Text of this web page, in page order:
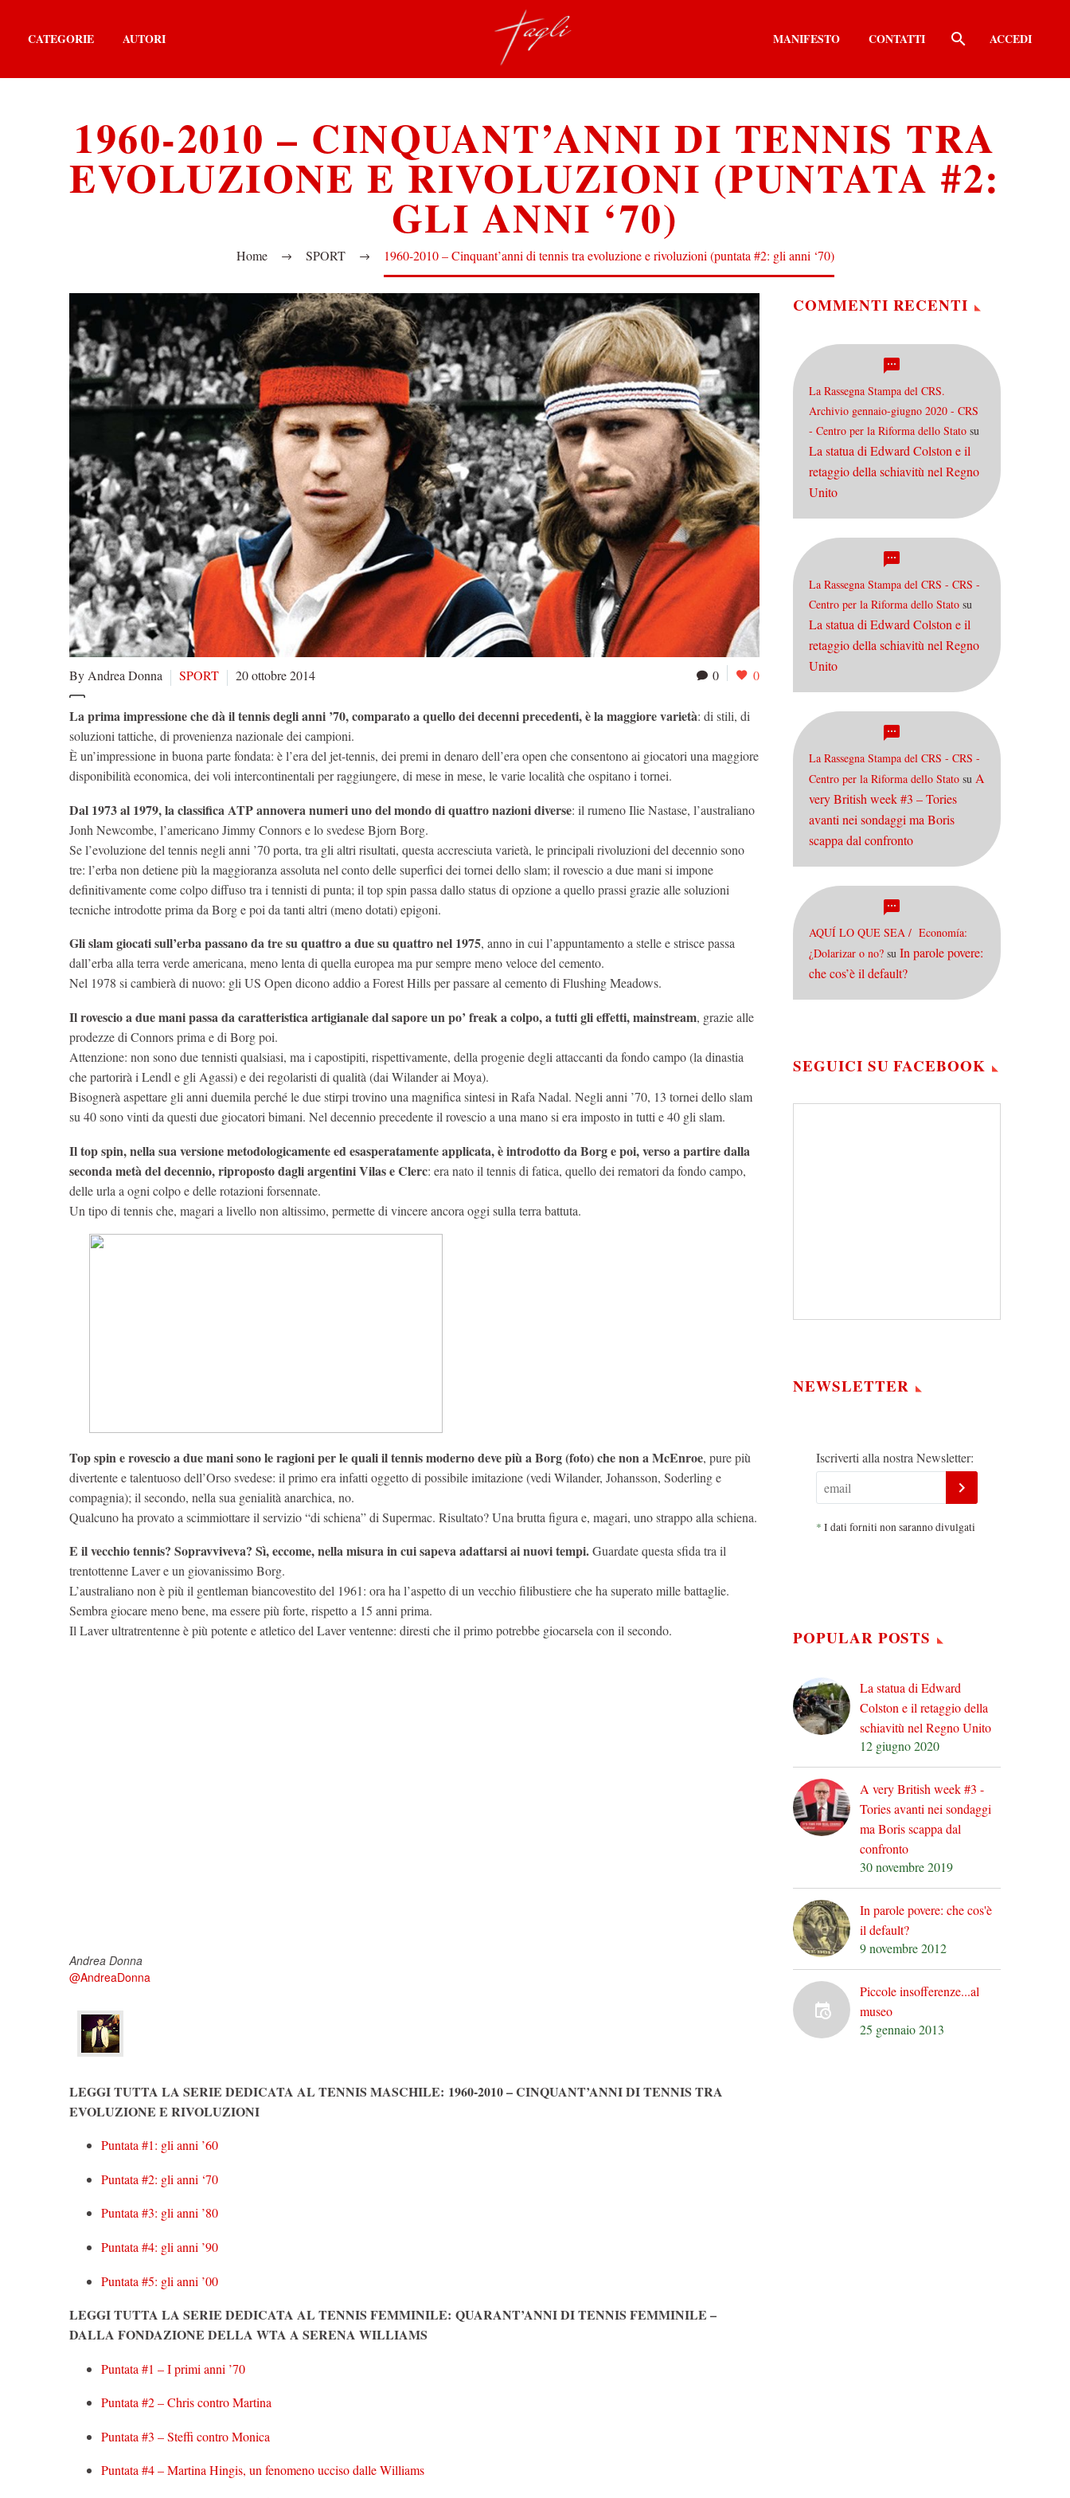
CATEGORIE AUTORI MANIFESTO CONTATTI ACCEDI
1960-2010 – CINQUANT’ANNI DI TENNIS TRA
EVOLUZIONE E RIVOLUZIONI (PUNTATA #2:
GLI ANNI ‘70)
Home SPORT 1960-2010 – Cinquant’anni di tennis tra evoluzione e rivoluzioni (puntata #2: gli anni ‘70)
0 0
By Andrea Donna SPORT 20 ottobre 2014
La prima impressione che dà il tennis degli anni ’70, comparato a quello dei decenni precedenti, è la maggiore varietà: di stili, di
soluzioni tattiche, di provenienza nazionale dei campioni.
È un’impressione in buona parte fondata: è l’era del jet-tennis, dei premi in denaro dell’era open che consentono ai giocatori una maggiore
disponibilità economica, dei voli intercontinentali per raggiungere, di mese in mese, le varie località che ospitano i tornei.
Dal 1973 al 1979, la classifica ATP annovera numeri uno del mondo di quattro nazioni diverse: il rumeno Ilie Nastase, l’australiano
Jonh Newcombe, l’americano Jimmy Connors e lo svedese Bjorn Borg.
Se l’evoluzione del tennis negli anni ’70 porta, tra gli altri risultati, questa accresciuta varietà, le principali rivoluzioni del decennio sono
tre: l’erba non detiene più la maggioranza assoluta nel conto delle superfici dei tornei dello slam; il rovescio a due mani si impone
definitivamente come colpo diffuso tra i tennisti di punta; il top spin passa dallo status di opzione a quello prassi grazie alle soluzioni
tecniche introdotte prima da Borg e poi da tanti altri (meno dotati) epigoni.
Gli slam giocati sull’erba passano da tre su quattro a due su quattro nel 1975, anno in cui l’appuntamento a stelle e strisce passa
dall’erba alla terra verde americana, meno lenta di quella europea ma pur sempre meno veloce del cemento.
Nel 1978 si cambierà di nuovo: gli US Open dicono addio a Forest Hills per passare al cemento di Flushing Meadows.
Il rovescio a due mani passa da caratteristica artigianale dal sapore un po’ freak a colpo, a tutti gli effetti, mainstream, grazie alle
prodezze di Connors prima e di Borg poi.
Attenzione: non sono due tennisti qualsiasi, ma i capostipiti, rispettivamente, della progenie degli attaccanti da fondo campo (la dinastia
che partorirà i Lendl e gli Agassi) e dei regolaristi di qualità (dai Wilander ai Moya).
Bisognerà aspettare gli anni duemila perché le due stirpi trovino una magnifica sintesi in Rafa Nadal. Negli anni ’70, 13 tornei dello slam
su 40 sono vinti da questi due giocatori bimani. Nel decennio precedente il rovescio a una mano si era imposto in tutti e 40 gli slam.
Il top spin, nella sua versione metodologicamente ed esasperatamente applicata, è introdotto da Borg e poi, verso a partire dalla
seconda metà del decennio, riproposto dagli argentini Vilas e Clerc: era nato il tennis di fatica, quello dei rematori da fondo campo,
delle urla a ogni colpo e delle rotazioni forsennate.
Un tipo di tennis che, magari a livello non altissimo, permette di vincere ancora oggi sulla terra battuta.
Top spin e rovescio a due mani sono le ragioni per le quali il tennis moderno deve più a Borg (foto) che non a McEnroe, pure più
divertente e talentuoso dell’Orso svedese: il primo era infatti oggetto di possibile imitazione (vedi Wilander, Johansson, Soderling e
compagnia); il secondo, nella sua genialità anarchica, no.
Qualcuno ha provato a scimmiottare il servizio “di schiena” di Supermac. Risultato? Una brutta figura e, magari, uno strappo alla schiena.
E il vecchio tennis? Sopravviveva? Sì, eccome, nella misura in cui sapeva adattarsi ai nuovi tempi.Guardate questa sfida tra il
trentottenne Laver e un giovanissimo Borg.
L’australiano non è più il gentleman biancovestito del 1961: ora ha l’aspetto di un vecchio filibustiere che ha superato mille battaglie.
Sembra giocare meno bene, ma essere più forte, rispetto a 15 anni prima.
Il Laver ultratrentenne è più potente e atletico del Laver ventenne: diresti che il primo potrebbe giocarsela con il secondo.
Andrea Donna
@AndreaDonna
LEGGI TUTTA LA SERIE DEDICATA AL TENNIS MASCHILE: 1960-2010 – CINQUANT’ANNI DI TENNIS TRA
EVOLUZIONE E RIVOLUZIONI
Puntata #1: gli anni ’60
Puntata #2: gli anni ‘70
Puntata #3: gli anni ’80
Puntata #4: gli anni ’90
Puntata #5: gli anni ’00
LEGGI TUTTA LA SERIE DEDICATA AL TENNIS FEMMINILE: QUARANT’ANNI DI TENNIS FEMMINILE –
DALLA FONDAZIONE DELLA WTA A SERENA WILLIAMS
Puntata #1 – I primi anni ’70
Puntata #2 – Chris contro Martina
Puntata #3 – Steffi contro Monica
Puntata #4 – Martina Hingis, un fenomeno ucciso dalle Williams
COMMENTI RECENTI
La Rassegna Stampa del CRS.
Archivio gennaio-giugno 2020 - CRS
- Centro per la Riforma dello Stato su
La statua di Edward Colston e il
retaggio della schiavitù nel Regno
Unito
La Rassegna Stampa del CRS - CRS -
Centro per la Riforma dello Stato su
La statua di Edward Colston e il
retaggio della schiavitù nel Regno
Unito
La Rassegna Stampa del CRS - CRS -
Centro per la Riforma dello Stato su A
very British week #3 – Tories
avanti nei sondaggi ma Boris
scappa dal confronto
AQUÍ LO QUE SEA / Economía:
¿Dolarizar o no? su In parole povere:
che cos’è il default?
SEGUICI SU FACEBOOK
NEWSLETTER
Iscriverti alla nostra Newsletter:
* I dati forniti non saranno divulgati
POPULAR POSTS
La statua di Edward
Colston e il retaggio della
schiavitù nel Regno Unito
12 giugno 2020
A very British week #3 -
Tories avanti nei sondaggi
ma Boris scappa dal
confronto
30 novembre 2019
In parole povere: che cos'è
il default?
9 novembre 2012
Piccole insofferenze...al
museo
25 gennaio 2013